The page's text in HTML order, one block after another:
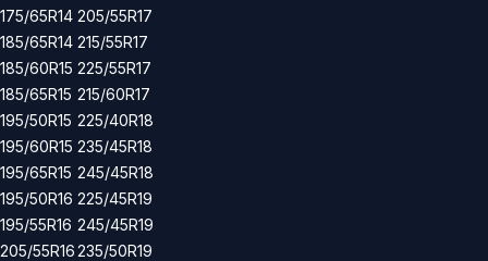
175/65R14
185/65R14
185/60R15
185/65R15
195/50R15
195/60R15
195/65R15
195/50R16
195/55R16
205/55R16
205/55R17
215/55R17
225/55R17
215/60R17
225/40R18
235/45R18
245/45R18
225/45R19
245/45R19
235/50R19